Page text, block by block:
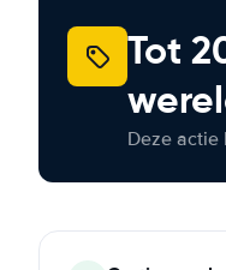
Tot
Deze actie